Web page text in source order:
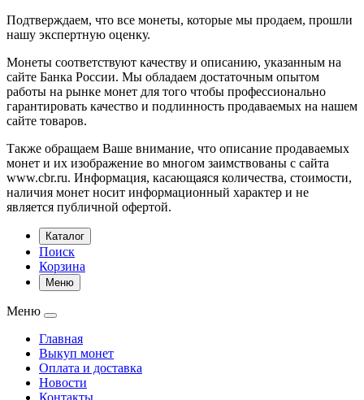
Подтверждаем, что все монеты, которые мы продаем, прошли
нашу экспертную оценку.
Монеты соответствуют качеству и описанию, указанным на
сайте Банка России. Мы обладаем достаточным опытом
работы на рынке монет для того чтобы профессионально
гарантировать качество и подлинность продаваемых на нашем
сайте товаров.
Также обращаем Ваше внимание, что описание продаваемых
монет и их изображение во многом заимствованы с сайта
www.cbr.ru. Информация, касающаяся количества, стоимости,
наличия монет носит информационный характер и не
является публичной офертой.
Каталог
Поиск
Корзина
Меню
Меню
Главная
Выкуп монет
Оплата и доставка
Новости
Контакты